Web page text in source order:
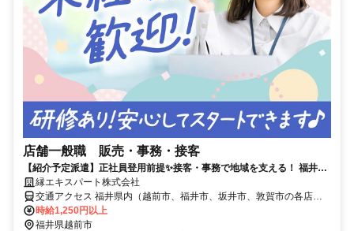
店舗一般職 販売・事務・接客
【紹介予定派遣】正社員登用前提✨接客・事務で地域を支える！ 福井県
内8店舗展開の安定企業で、未経験から「店舗の顔」へ。
縁エキスパート株式会社
交通アクセス 福井県内（越前市、福井市、坂井市、敦賀市の各店
舗） ※各就業先により異なります。 ★マイカー通勤OK（無料駐車場
完備）
時給1,250円以上
福井県越前市